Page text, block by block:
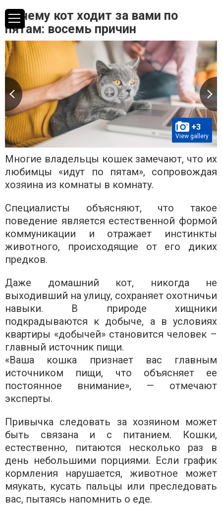
Почему кот ходит за вами по
пятам: восемь причин
+3
View gallery
Многие владельцы кошек замечают, что их
любимцы «идут по пятам», сопровождая
хозяина из комнаты в комнату.
Специалисты объясняют, что такое
поведение является естественной формой
коммуникации и отражает инстинкты
животного, происходящие от его диких
предков.
Даже домашний кот, никогда не
выходивший на улицу, сохраняет охотничьи
навыки. В природе хищники
подкрадываются к добыче, а в условиях
квартиры «добычей» становится человек –
главный источник пищи.
«Ваша кошка признает вас главным
источником пищи, что объясняет ее
постоянное внимание», — отмечают
эксперты.
Привычка следовать за хозяином может
быть связана и с питанием. Кошки,
естественно, питаются несколько раз в
день небольшими порциями. Если график
кормления нарушается, животное может
мяукать, кусать пальцы или преследовать
вас, пытаясь напомнить о еде.